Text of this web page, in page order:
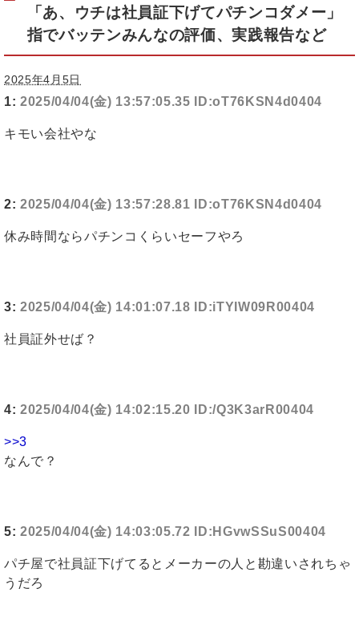
「あ、ウチは社員証下げてパチンコダメー」
指でバッテンみんなの評価、実践報告など
2025年4月5日
1: 2025/04/04(金) 13:57:05.35 ID:oT76KSN4d0404
キモい会社やな
2: 2025/04/04(金) 13:57:28.81 ID:oT76KSN4d0404
休み時間ならパチンコくらいセーフやろ
3: 2025/04/04(金) 14:01:07.18 ID:iTYIW09R00404
社員証外せば？
4: 2025/04/04(金) 14:02:15.20 ID:/Q3K3arR00404
>>3
なんで？
5: 2025/04/04(金) 14:03:05.72 ID:HGvwSSuS00404
パチ屋で社員証下げてるとメーカーの人と勘違いされちゃ
うだろ